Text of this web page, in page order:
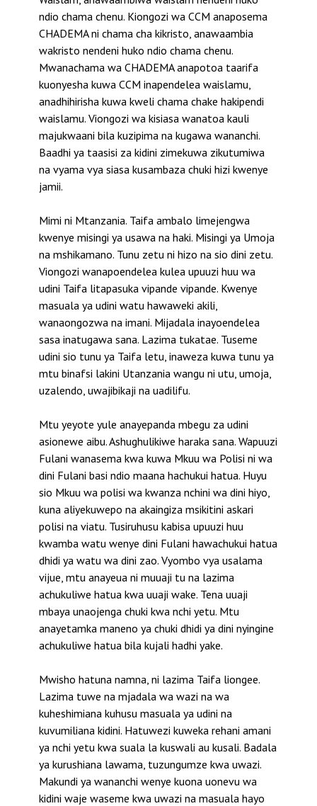
ndio chama chenu. Kiongozi wa CCM anaposema
CHADEMA ni chama cha kikristo, anawaambia
wakristo nendeni huko ndio chama chenu.
Mwanachama wa CHADEMA anapotoa taarifa
kuonyesha kuwa CCM inapendelea waislamu,
anadhihirisha kuwa kweli chama chake hakipendi
waislamu. Viongozi wa kisiasa wanatoa kauli
majukwaani bila kuzipima na kugawa wananchi.
Baadhi ya taasisi za kidini zimekuwa zikutumiwa
na vyama vya siasa kusambaza chuki hizi kwenye
jamii.
Mimi ni Mtanzania. Taifa ambalo limejengwa
kwenye misingi ya usawa na haki. Misingi ya Umoja
na mshikamano. Tunu zetu ni hizo na sio dini zetu.
Viongozi wanapoendelea kulea upuuzi huu wa
udini Taifa litapasuka vipande vipande. Kwenye
masuala ya udini watu hawaweki akili,
wanaongozwa na imani. Mijadala inayoendelea
sasa inatugawa sana. Lazima tukatae. Tuseme
udini sio tunu ya Taifa letu, inaweza kuwa tunu ya
mtu binafsi lakini Utanzania wangu ni utu, umoja,
uzalendo, uwajibikaji na uadilifu.
Mtu yeyote yule anayepanda mbegu za udini
asionewe aibu. Ashughulikiwe haraka sana. Wapuuzi
Fulani wanasema kwa kuwa Mkuu wa Polisi ni wa
dini Fulani basi ndio maana hachukui hatua. Huyu
sio Mkuu wa polisi wa kwanza nchini wa dini hiyo,
kuna aliyekuwepo na akaingiza msikitini askari
polisi na viatu. Tusiruhusu kabisa upuuzi huu
kwamba watu wenye dini Fulani hawachukui hatua
dhidi ya watu wa dini zao. Vyombo vya usalama
vijue, mtu anayeua ni muuaji tu na lazima
achukuliwe hatua kwa uuaji wake. Tena uuaji
mbaya unaojenga chuki kwa nchi yetu. Mtu
anayetamka maneno ya chuki dhidi ya dini nyingine
achukuliwe hatua bila kujali hadhi yake.
Mwisho hatuna namna, ni lazima Taifa liongee.
Lazima tuwe na mjadala wa wazi na wa
kuheshimiana kuhusu masuala ya udini na
kuvumiliana kidini. Hatuwezi kuweka rehani amani
ya nchi yetu kwa suala la kuswali au kusali. Badala
ya kurushiana lawama, tuzungumze kwa uwazi.
Makundi ya wananchi wenye kuona uonevu wa
kidini waje waseme kwa uwazi na masuala hayo